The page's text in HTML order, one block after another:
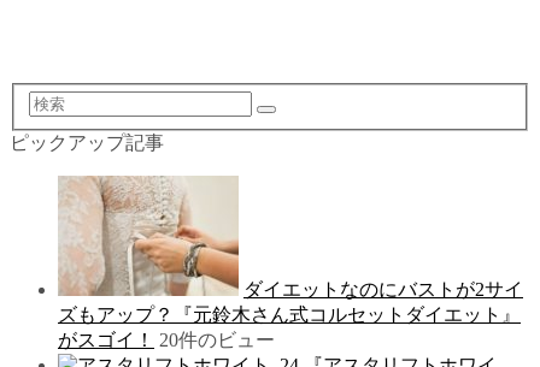
検
索
ピックアップ記事
ダイエットなのにバストが2サイ
ズもアップ？『元鈴木さん式コルセットダイエット』
がスゴイ！
20件のビュー